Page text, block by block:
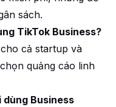
sách.
TikTok Business?
cả startup và
quảng cáo linh
dùng Business